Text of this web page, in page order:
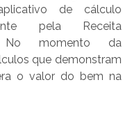
de cálculo
pela Receita
momento da
que demonstram
o valor do bem na